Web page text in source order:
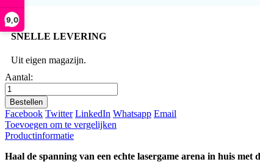
9,0
SNELLE LEVERING
Uit eigen magazijn.
Aantal:
Bestellen
Facebook Twitter LinkedIn Whatsapp Email
Toevoegen om te vergelijken
Productinformatie
Haal de spanning van een echte lasergame arena in huis met